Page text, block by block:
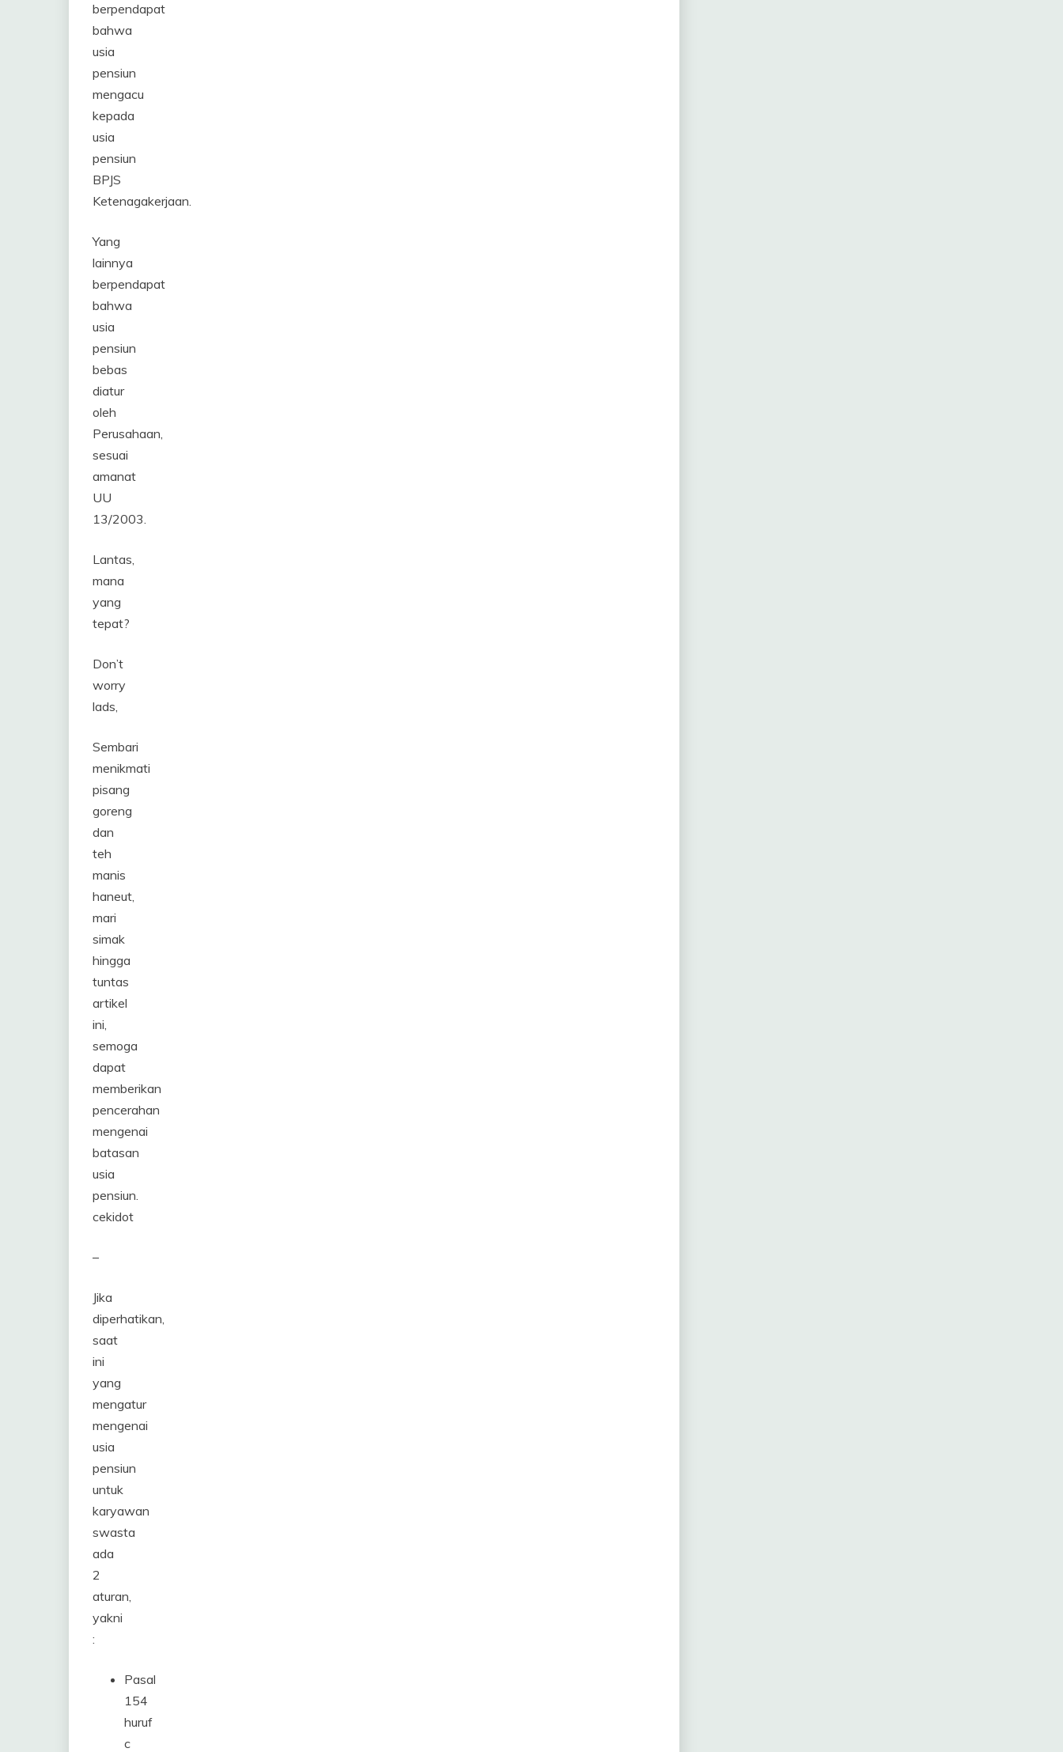
berpendapat
bahwa
usia
pensiun
mengacu
kepada
usia
pensiun
BPJS
Ketenagakerjaan.
Yang
lainnya
berpendapat
bahwa
usia
pensiun
bebas
diatur
oleh
Perusahaan,
sesuai
amanat
UU
13/2003.
Lantas,
mana
yang
tepat?
Don’t
worry
lads,
Sembari
menikmati
pisang
goreng
dan
teh
manis
haneut,
mari
simak
hingga
tuntas
artikel
ini,
semoga
dapat
memberikan
pencerahan
mengenai
batasan
usia
pensiun.
cekidot
–
Jika
diperhatikan,
saat
ini
yang
mengatur
mengenai
usia
pensiun
untuk
karyawan
swasta
ada
2
aturan,
yakni
:
Pasal
154
huruf
c